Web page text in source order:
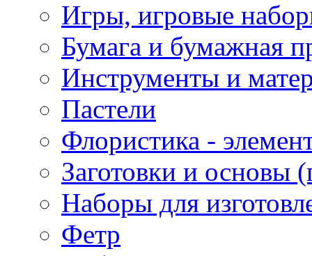
Игры, игровые
Бумага и бумажная
Инструменты и
Пастели
Флористика -
Заготовки и основы
Наборы для
Фетр